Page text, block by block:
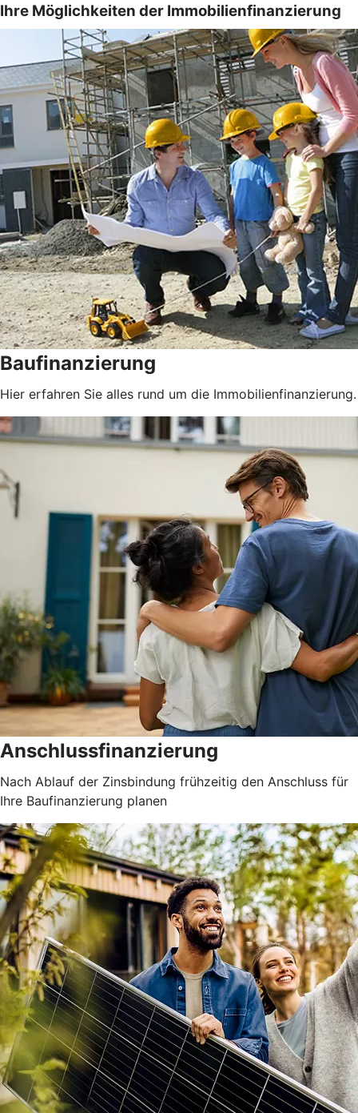
Ihre Möglichkeiten der Immobilienfinanzierung
Baufinanzierung
Hier erfahren Sie alles rund um die Immobilienfinanzierung.
Anschlussfinanzierung
Nach Ablauf der Zinsbindung frühzeitig den Anschluss für
Ihre Baufinanzierung planen